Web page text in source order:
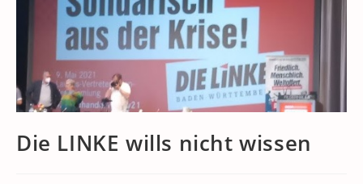
Die LINKE wills nicht wissen